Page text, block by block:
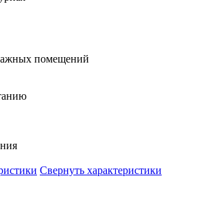
помещений
Свернуть характеристики